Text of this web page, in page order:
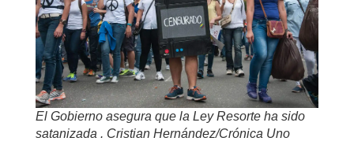
El Gobierno asegura que la Ley Resorte ha sido
satanizada . Cristian Hernández/Crónica Uno